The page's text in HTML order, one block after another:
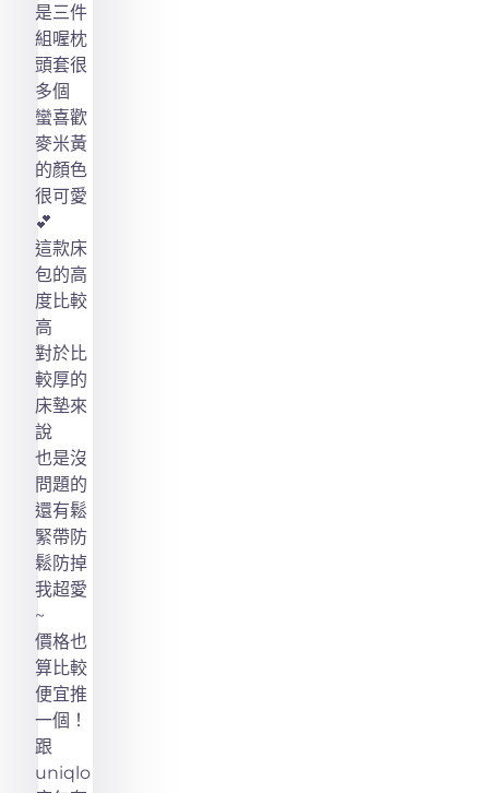
是三件
組喔枕
頭套很
多個
蠻喜歡
麥米黃
的顏色
很可愛
💕
這款床
包的高
度比較
高
對於比
較厚的
床墊來
說
也是沒
問題的
還有鬆
緊帶防
鬆防掉
我超愛
~
價格也
算比較
便宜推
一個！
跟
uniqlo